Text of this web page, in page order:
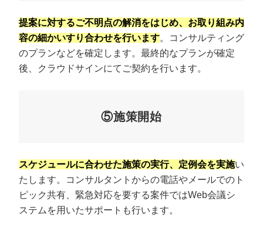
提案に対するご不明点の解消をはじめ、お取り組み内
容の細かいすり合わせを行います。コンサルティング
のプランなどを確定します。最終的なプランが確定
後、クラウドサインにてご契約を行います。
⑤施策開始
スケジュールに合わせた施策の実行、定例会を実施い
たします。コンサルタントからの電話やメールでのト
ピック共有、緊急対応を要する案件ではWeb会議シ
ステムを用いたサポートも行います。